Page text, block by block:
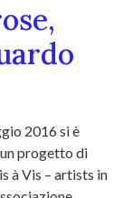
2016 si è
progetto di
à Vis – artists in